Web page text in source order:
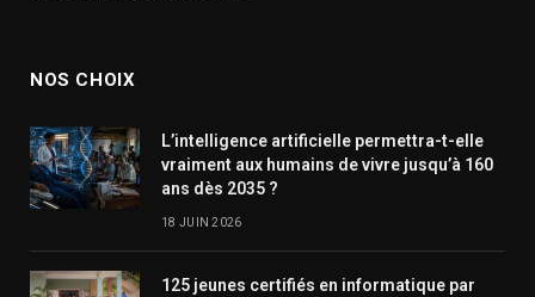
NOS CHOIX
L’intelligence artificielle permettra-t-elle
vraiment aux humains de vivre jusqu’à 160
ans dès 2035 ?
18 JUIN 2026
125 jeunes certifiés en informatique par